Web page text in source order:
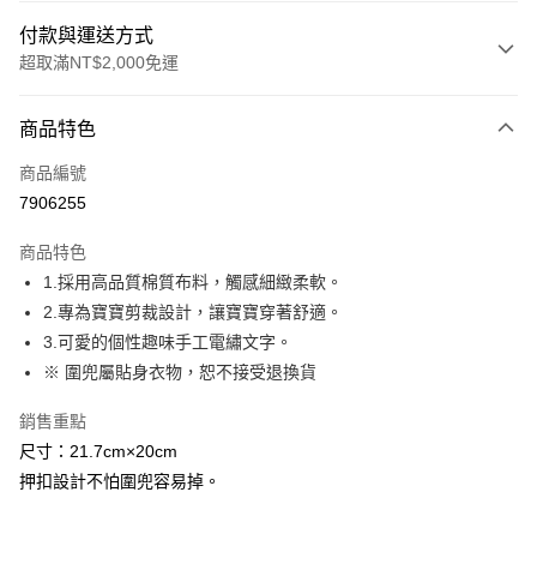
付款與運送方式
超取滿NT$2,000免運
信用卡一次付款
超商取貨付款
Apple Pay
AFTEE先享後付
相關說明
【關於「AFTEE先享後付」】
便利好安心！
１．簡單：不需註冊會員、不需綁卡、不需儲值。
２．便利：只要手機號碼，簡訊認證，即可結帳。
３．安心：先確認商品／服務後，再付款。
運送方式
全家-貨到付款
商品特色
商品編號
7906255
商品特色
1.採用高品質棉質布料，觸感細緻柔軟。
2.專為寶寶剪裁設計，讓寶寶穿著舒適。
3.可愛的個性趣味手工電繡文字。
※ 圍兜屬貼身衣物，恕不接受退換貨
銷售重點
尺寸：21.7cm×20cm
押扣設計不怕圍兜容易掉。